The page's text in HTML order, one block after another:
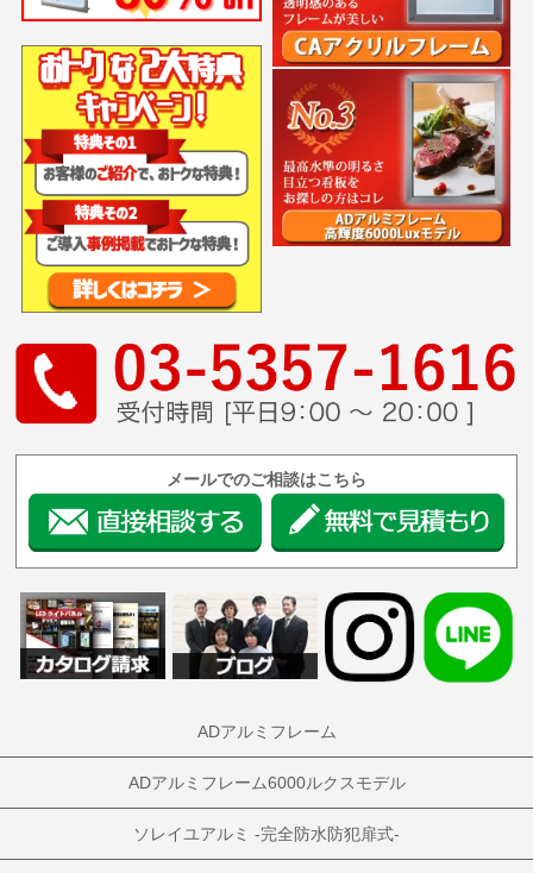
メールでのご相談はこちら
ADアルミフレーム
ADアルミフレーム6000ルクスモデル
ソレイユアルミ -完全防水防犯扉式-